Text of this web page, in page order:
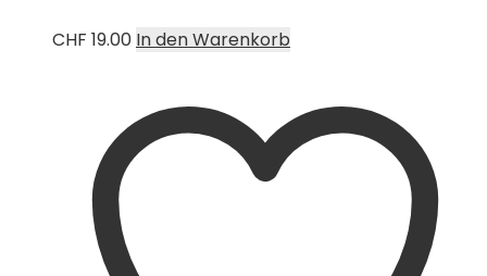
CHF 19.00 In den Warenkorb